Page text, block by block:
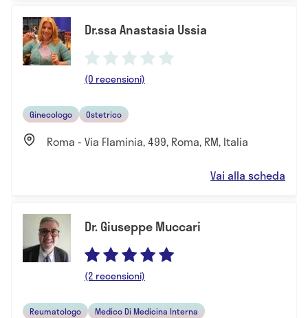
Dr.ssa Anastasia Ussia
(0 recensioni)
Ginecologo Ostetrico
Roma - Via Flaminia, 499, Roma, RM, Italia
Vai alla scheda
Dr. Giuseppe Muccari
(2 recensioni)
Reumatologo Medico Di Medicina Interna